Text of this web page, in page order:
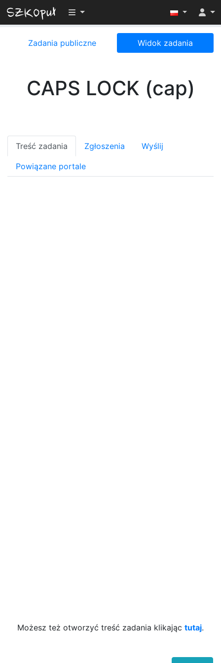
Przełącz widoczność menu
Zadania publiczne Widok zadania
CAPS LOCK (cap)
Treść zadania Zgłoszenia Wyślij
Powiązane portale
Możesz też otworzyć treść zadania klikając tutaj.